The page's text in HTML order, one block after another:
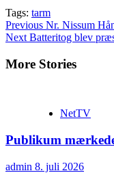
Tags: tarm
Continue
Reading
Previous Nr. Nissum
Next Batteritog blev
More Stories
NetTV
Publikum
admin 8. juli 2026